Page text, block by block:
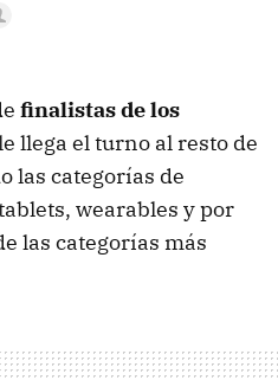
finalistas de los
llega el turno al resto de
las categorías de
wearables y por
las categorías más